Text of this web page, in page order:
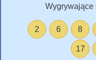
Wygrywające
2 6 8
17